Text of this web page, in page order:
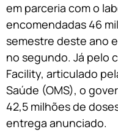
em parceria com o
encomendadas 46
semestre deste ano
no segundo. Já pelo
Facility, articulado
Saúde (OMS), o
42,5 milhões de
entrega anunciado.